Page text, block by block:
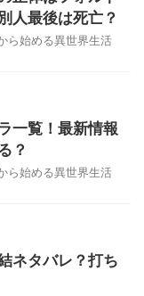
人最後は死亡？
ら始める異世界生活
一覧！最新情報
？
ら始める異世界生活
ネタバレ？打ち